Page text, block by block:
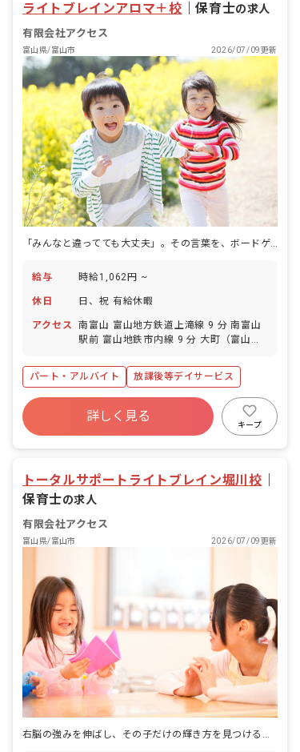
ライトブレインアロマ＋校 ｜保育士の求人
有限会社アクセス
富山県/富山市 2026/07/09更新
「みんなと違ってても大丈夫」。その言葉を、ボードゲームや感覚あそびの中で伝えていく。
給与 時給1,062円 ~
休日 日、祝 有給休暇
アクセス
南富山 富山地方鉄道上滝線 9 分 南富山
駅前 富山地鉄市内線 9 分 大町（富山）
道上滝線 13 分 堀川小泉 富山地鉄市内線
14 分
パート・アルバイト 放課後等デイサービス
詳しく見る
キープ
トータルサポートライトブレイン堀川校
保育士の求人
有限会社アクセス
富山県/富山市 2026/07/09更新